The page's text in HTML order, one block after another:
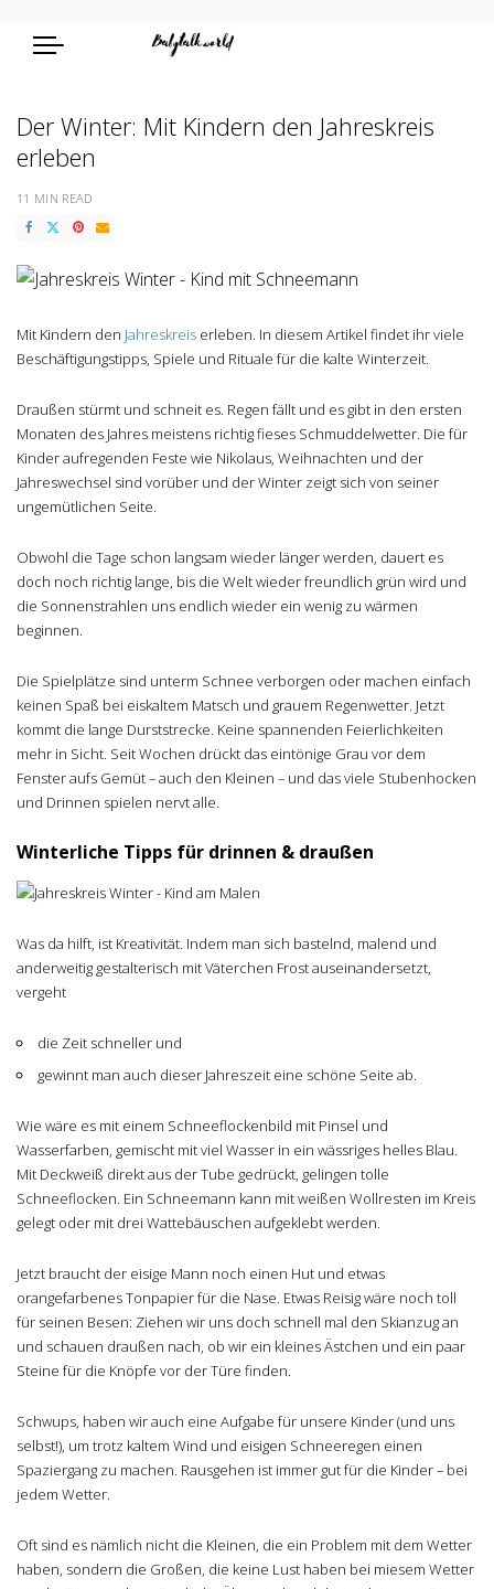
Der Winter: Mit Kindern den Jahreskreis
erleben
11 MIN READ
Mit Kindern den Jahreskreis erleben. In diesem Artikel findet ihr viele
Beschäftigungstipps, Spiele und Rituale für die kalte Winterzeit.
Draußen stürmt und schneit es. Regen fällt und es gibt in den ersten
Monaten des Jahres meistens richtig fieses Schmuddelwetter. Die für
Kinder aufregenden Feste wie Nikolaus, Weihnachten und der
Jahreswechsel sind vorüber und der Winter zeigt sich von seiner
ungemütlichen Seite.
Obwohl die Tage schon langsam wieder länger werden, dauert es
doch noch richtig lange, bis die Welt wieder freundlich grün wird und
die Sonnenstrahlen uns endlich wieder ein wenig zu wärmen
beginnen.
Die Spielplätze sind unterm Schnee verborgen oder machen einfach
keinen Spaß bei eiskaltem Matsch und grauem Regenwetter. Jetzt
kommt die lange Durststrecke. Keine spannenden Feierlichkeiten
mehr in Sicht. Seit Wochen drückt das eintönige Grau vor dem
Fenster aufs Gemüt – auch den Kleinen – und das viele Stubenhocken
und Drinnen spielen nervt alle.
Winterliche Tipps für drinnen & draußen
Was da hilft, ist Kreativität. Indem man sich bastelnd, malend und
anderweitig gestalterisch mit Väterchen Frost auseinandersetzt,
vergeht
die Zeit schneller und
gewinnt man auch dieser Jahreszeit eine schöne Seite ab.
Wie wäre es mit einem Schneeflockenbild mit Pinsel und
Wasserfarben, gemischt mit viel Wasser in ein wässriges helles Blau.
Mit Deckweiß direkt aus der Tube gedrückt, gelingen tolle
Schneeflocken. Ein Schneemann kann mit weißen Wollresten im Kreis
gelegt oder mit drei Wattebäuschen aufgeklebt werden.
Jetzt braucht der eisige Mann noch einen Hut und etwas
orangefarbenes Tonpapier für die Nase. Etwas Reisig wäre noch toll
für seinen Besen: Ziehen wir uns doch schnell mal den Skianzug an
und schauen draußen nach, ob wir ein kleines Ästchen und ein paar
Steine für die Knöpfe vor der Türe finden.
Schwups, haben wir auch eine Aufgabe für unsere Kinder (und uns
selbst!), um trotz kaltem Wind und eisigen Schneeregen einen
Spaziergang zu machen. Rausgehen ist immer gut für die Kinder – bei
jedem Wetter.
Oft sind es nämlich nicht die Kleinen, die ein Problem mit dem Wetter
haben, sondern die Großen, die keine Lust haben bei miesem Wetter